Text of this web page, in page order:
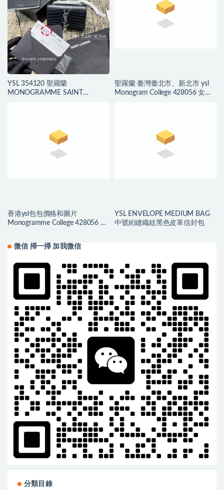
YSL 354120 聖羅蘭
MONOGRAMME SAINT
聖羅蘭 臺灣臺北市、新北市 ysl
Monogram College 428056 女包
香港ysl包包價格和圖片
Monogramme College 428056 女
YSL ENVELOPE MEDIUM BAG
中號絎縫織紋黑色皮革信封包
微信 掃一掃 加我微信
分類目錄